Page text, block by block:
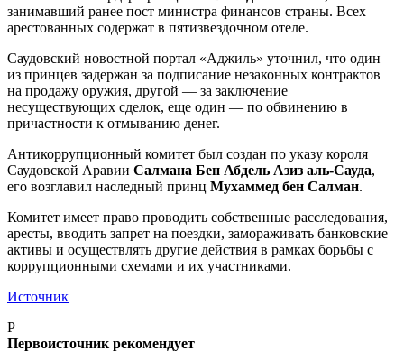
занимавший ранее пост министра финансов страны. Всех
арестованных содержат в пятизвездочном отеле.
Саудовский новостной портал «Аджиль» уточнил, что один
из принцев задержан за подписание незаконных контрактов
на продажу оружия, другой — за заключение
несуществующих сделок, еще один — по обвинению в
причастности к отмыванию денег.
Антикоррупционный комитет был создан по указу короля
Саудовской Аравии Салмана Бен Абдель Азиз аль-Сауда,
его возглавил наследный принц Мухаммед бен Салман.
Комитет имеет право проводить собственные расследования,
аресты, вводить запрет на поездки, замораживать банковские
активы и осуществлять другие действия в рамках борьбы с
коррупционными схемами и их участниками.
Источник
P
Первоисточник рекомендует